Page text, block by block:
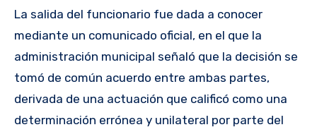
La salida del funcionario fue dada a conocer
mediante un comunicado oficial, en el que la
administración municipal señaló que la decisión se
tomó de común acuerdo entre ambas partes,
derivada de una actuación que calificó como una
determinación errónea y unilateral por parte del